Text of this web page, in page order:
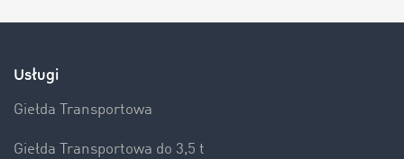
Usługi
Giełda Transportowa
Giełda Transportowa do 3,5 t